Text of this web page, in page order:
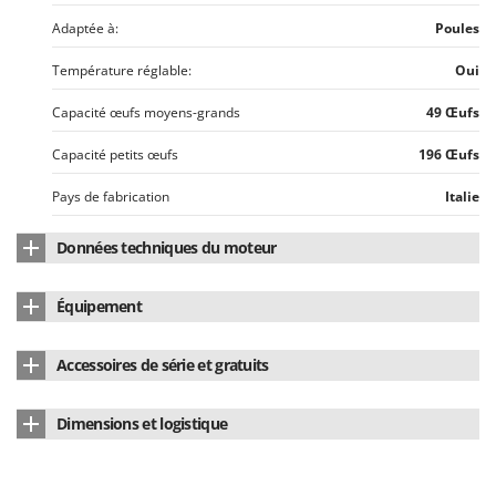
New O.M.R.A.
Nilfisk
Ninja
Novatec
Novital
NuAir
NuovaFac
O
Oliviero
OMA
Omas
Ompagrill
Adaptée à: Poules
Température réglable: Oui
Capacité œufs moyens-grands 49 Œufs
Capacité petits œufs 196 Œufs
Pays de fabrication Italie
Données techniques du moteur
Puissance nominale (W) 170 W
Alimentation
Voltage 230 V
Équipement
Accessoires de série et gratuits
Dimensions et logistique